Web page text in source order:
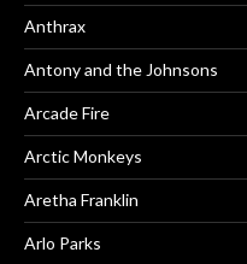
Anthrax
Antony and the Johnsons
Arcade Fire
Arctic Monkeys
Aretha Franklin
Arlo Parks